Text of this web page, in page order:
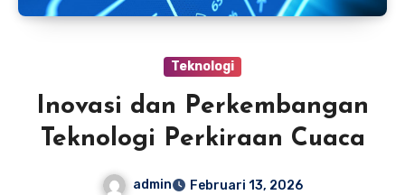
Teknologi
Inovasi dan Perkembangan
Teknologi Perkiraan Cuaca
admin
Februari 13, 2026